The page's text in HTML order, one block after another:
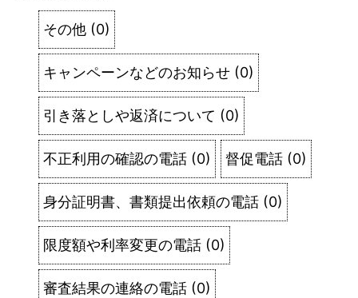
その他 (0)
キャンペーンなどのお知らせ (0)
引き落としや返済について (0)
不正利用の確認の電話 (0) 督促電話 (0)
身分証明書、書類提出依頼の電話 (0)
限度額や利率変更の電話 (0)
審査結果の連絡の電話 (0)